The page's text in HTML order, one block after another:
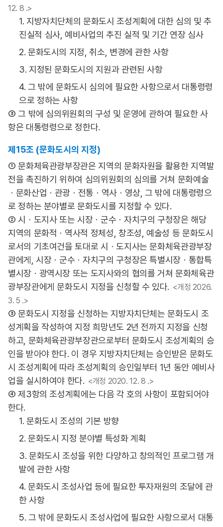
12. 8 .>
1. 지방자치단체의 문화도시 조성계획에 대한 심의 및 추
진실적 심사, 예비사업의 추진 실적 및 기간 연장 심사
2. 문화도시의 지정, 취소, 변경에 관한 사항
3. 지정된 문화도시의 지원과 관련된 사항
4. 그 밖에 문화도시 심의에 필요한 사항으로서 대통령령
으로 정하는 사항
③ 그 밖에 심의위원회의 구성 및 운영에 관하여 필요한 사
항은 대통령령으로 정한다.
제15조 (문화도시의 지정)
① 문화체육관광부장관은 지역의 문화자원을 활용한 지역발
전을 촉진하기 위하여 심의위원회의 심의를 거쳐 문화예술
ㆍ문화산업ㆍ관광ㆍ전통ㆍ역사ㆍ영상, 그 밖에 대통령령으
로 정하는 분야별로 문화도시를 지정할 수 있다.
② 시ㆍ도지사 또는 시장ㆍ군수ㆍ자치구의 구청장은 해당
지역의 문화적ㆍ역사적 정체성, 창조성, 예술성 등 문화도시
로서의 기초여건을 토대로 시ㆍ도지사는 문화체육관광부장
관에게, 시장ㆍ군수ㆍ자치구의 구청장은 특별시장ㆍ통합특
별시장ㆍ광역시장 또는 도지사와의 협의를 거쳐 문화체육관
광부장관에게 문화도시 지정을 신청할 수 있다. <개정 2026.
3. 5 .>
③ 문화도시 지정을 신청하는 지방자치단체는 문화도시 조
성계획을 작성하여 지정 희망년도 2년 전까지 지정을 신청
하고, 문화체육관광부장관으로부터 문화도시 조성계획의 승
인을 받아야 한다. 이 경우 지방자치단체는 승인받은 문화도
시 조성계획에 따라 조성계획의 승인일부터 1년 동안 예비사
업을 실시하여야 한다. <개정 2020. 12. 8 .>
④ 제3항의 조성계획에는 다음 각 호의 사항이 포함되어야
한다.
1. 문화도시 조성의 기본 방향
2. 문화도시 지정 분야별 특성화 계획
3. 문화도시 조성을 위한 다양하고 창의적인 프로그램 개
발에 관한 사항
4. 문화도시 조성사업 등에 필요한 투자재원의 조달에 관
한 사항
5. 그 밖에 문화도시 조성사업에 필요한 사항으로서 대통